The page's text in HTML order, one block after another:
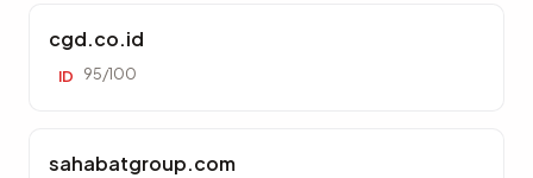
cgd.co.id
ID 95/100
sahabatgroup.com